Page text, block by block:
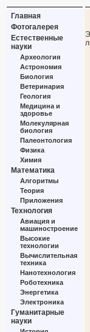
Главная
Фотогалерея
Естественные
науки
Археология
Астрономия
Биология
Ветеринария
Геология
Медицина и
здоровье
Молекулярная
биология
Палеонтология
Физика
Химия
Математика
Алгоритмы
Теория
Приложения
Технология
Авиация и
машиностроение
Высокие
технологии
Вычислительная
техника
Нанотехнология
Роботехника
Энергетика
Электроника
Гуманитарные
науки